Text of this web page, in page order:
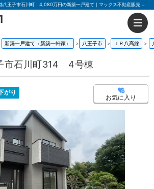
新築一戸建て（新築一軒家） 八王子市 ＪＲ八高線
市石川町314 4号棟
がり
お気に入り